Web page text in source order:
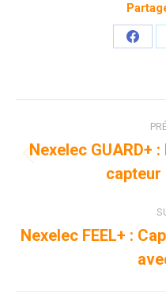
de
Nexelec GUARD+
capteur
Nexelec FEEL+ :